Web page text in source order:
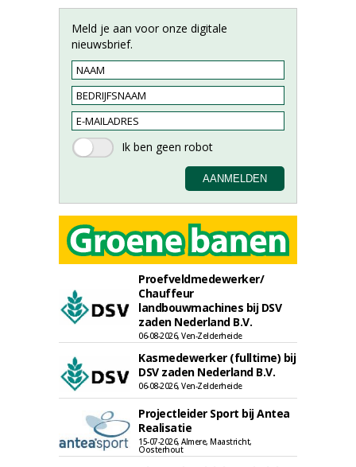
Meld je aan voor onze digitale
nieuwsbrief.
Proefveldmedewerker/
Chauffeur
landbouwmachines bij DSV
zaden Nederland B.V.
06-08-2026, Ven-Zelderheide
Kasmedewerker (fulltime) bij
DSV zaden Nederland B.V.
06-08-2026, Ven-Zelderheide
Projectleider Sport bij Antea
Realisatie
15-07-2026, Almere, Maastricht,
Oosterhout